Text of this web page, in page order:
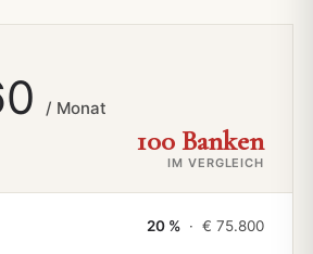
/ Monat
100 Banken
IM VERGLEICH
20 % · € 75.800